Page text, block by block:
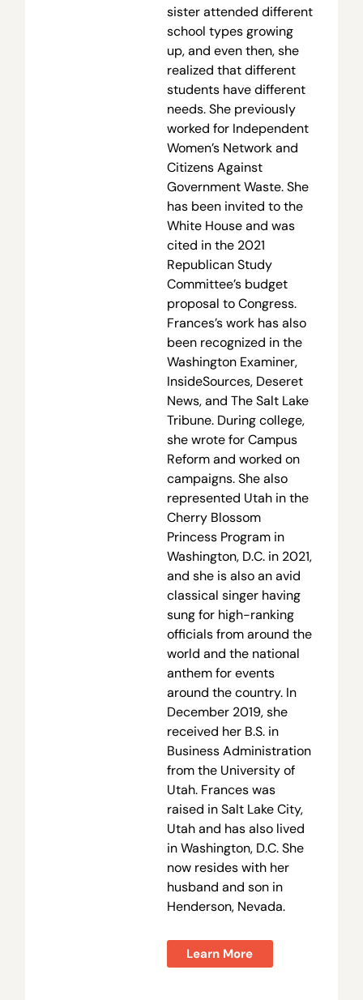
sister attended different
school types growing
up, and even then, she
realized that different
students have different
needs. She previously
worked for Independent
Women’s Network and
Citizens Against
Government Waste. She
has been invited to the
White House and was
cited in the 2021
Republican Study
Committee’s budget
proposal to Congress.
Frances’s work has also
been recognized in the
Washington Examiner,
InsideSources, Deseret
News, and The Salt Lake
Tribune. During college,
she wrote for Campus
Reform and worked on
campaigns. She also
represented Utah in the
Cherry Blossom
Princess Program in
Washington, D.C. in 2021,
and she is also an avid
classical singer having
sung for high-ranking
officials from around the
world and the national
anthem for events
around the country. In
December 2019, she
received her B.S. in
Business Administration
from the University of
Utah. Frances was
raised in Salt Lake City,
Utah and has also lived
in Washington, D.C. She
now resides with her
husband and son in
Henderson, Nevada.
Learn More